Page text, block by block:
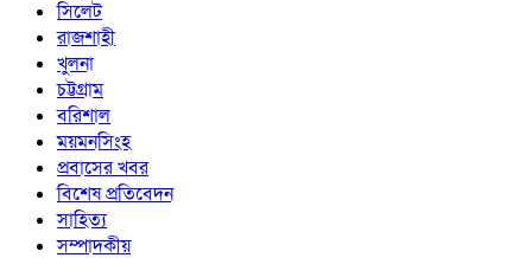
সিলেট
রাজশাহী
খুলনা
চট্টগ্রাম
বরিশাল
ময়মনসিংহ
প্রবাসের খবর
বিশেষ প্রতিবেদন
সাহিত্য
সম্পাদকীয়